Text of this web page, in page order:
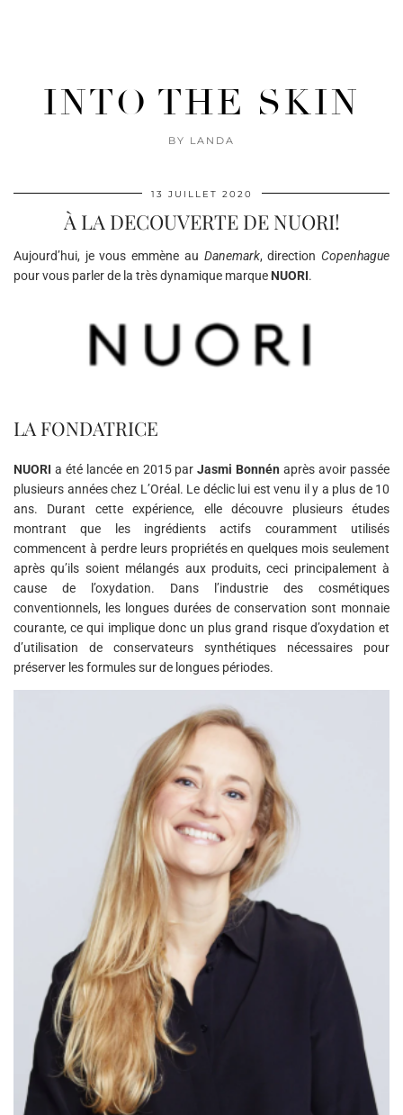
INTO THE SKIN
BY LANDA
13 JUILLET 2020
À LA DECOUVERTE DE NUORI!
Aujourd’hui, je vous emmène au Danemark, directionCopenhague
pour vous parler de la très dynamique marque NUORI.
LA FONDATRICE
NUORI a été lancée en 2015 parJasmi Bonnén après avoir passée
plusieurs années chez L’Oréal. Le déclic lui est venu il y a plus de 10
ans. Durant cette expérience, elle découvre plusieurs études
montrant que les ingrédients actifs couramment utilisés
commencent à perdre leurs propriétés en quelques mois seulement
après qu’ils soient mélangés aux produits, ceci principalement à
cause de l’oxydation. Dans l’industrie des cosmétiques
conventionnels, les longues durées de conservation sont monnaie
courante, ce qui implique donc un plus grand risque d’oxydation et
d’utilisation de conservateurs synthétiques nécessaires pour
préserver les formules sur de longues périodes.